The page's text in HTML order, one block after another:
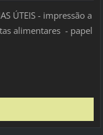
ÚTEIS - impressão a
alimentares - papel